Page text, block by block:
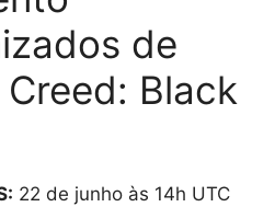
de
Creed: Black
22 de junho às 14h UTC